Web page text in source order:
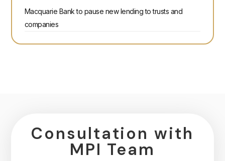
Macquarie Bank to pause new lending to trusts and
companies
Consultation with
MPI Team